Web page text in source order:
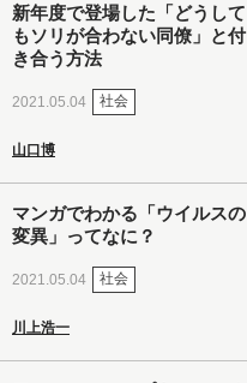
新年度で登場した「どうして
もソリが合わない同僚」と付
き合う方法
2021.05.04 社会
山口博
マンガでわかる「ウイルスの
変異」ってなに？
2021.05.04 社会
川上浩一